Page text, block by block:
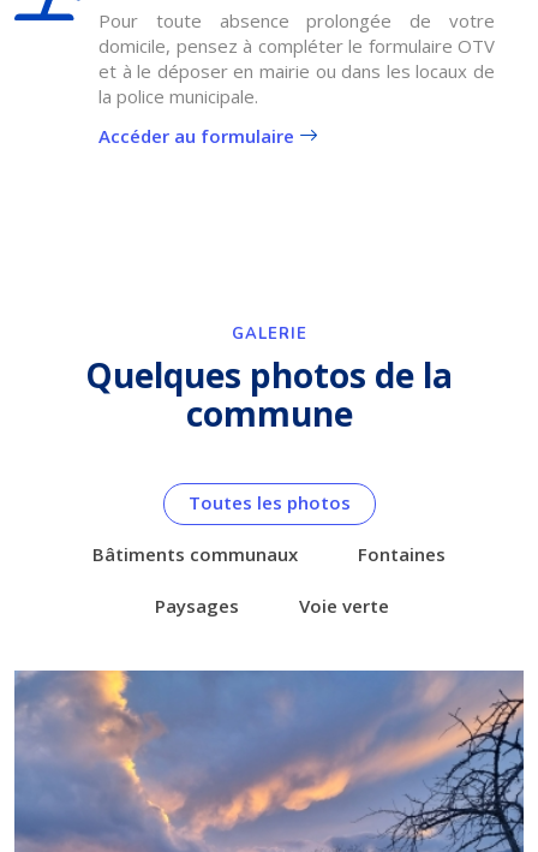
Pour toute absence prolongée de votre
domicile, pensez à compléter le formulaire OTV
et à le déposer en mairie ou dans les locaux de
la police municipale.
Accéder au formulaire
GALERIE
Quelques photos de la
commune
Toutes les photos
Bâtiments communaux Fontaines
Paysages Voie verte